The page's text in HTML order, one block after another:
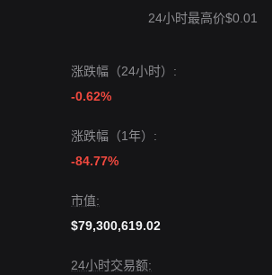
24小时最高价$0.01
涨跌幅（24小时）:
-0.62%
涨跌幅（1年）:
-84.77%
市值:
$79,300,619.02
24小时交易额: